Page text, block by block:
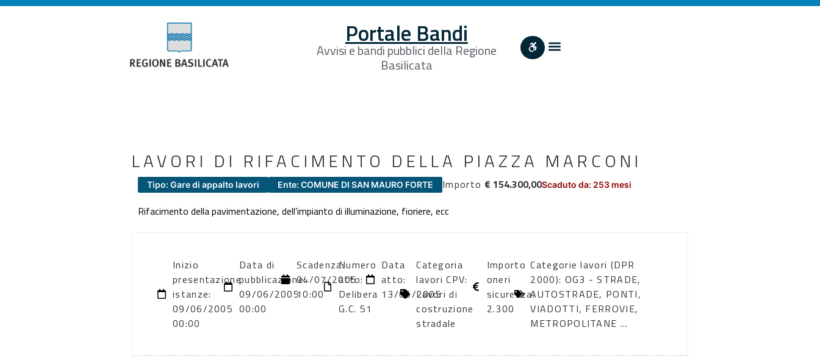
Portale Bandi
Avvisi e bandi pubblici della Regione
Basilicata
LAVORI DI RIFACIMENTO DELLA PIAZZA MARCONI
Tipo: Gare di appalto lavori Ente: COMUNE DI SAN MAURO FORTE Importo € 154.300,00Scaduto da: 253 mesi
Rifacimento della pavimentazione, dell’impianto di illuminazione, fioriere, ecc
Inizio
presentazione
istanze:
09/06/2005
00:00
Data di
pubblicazione:
09/06/2005
00:00
Scadenza:
04/07/2005
10:00
Numero
atto:
Delibera
G.C. 51
Data
atto:
13/05/2005
Categoria
lavori CPV:
Lavori di
costruzione
stradale
Importo
oneri
sicurezza:
2.300
Categorie lavori (DPR
2000): OG3 - STRADE,
AUTOSTRADE, PONTI,
VIADOTTI, FERROVIE,
METROPOLITANE ...